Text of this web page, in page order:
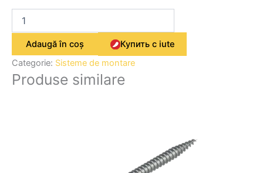
Adaugă în coș
Купить с iute
Categorie: Sisteme de montare
Produse similare